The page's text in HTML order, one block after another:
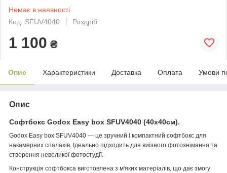
Немає в наявності
Код: SFUV4040
Роздріб
1 100 ₴
Опис Характеристики Доставка Оплата Умови
Опис
Софтбокс Godox Easy box SFUV4040 (40х40см).
Godox Easy box SFUV4040 — це зручний і компактний софтбокс для
накамерних спалахів. Ідеально підходить для виїзного фотознімання та
створення невеликої фотостудії.
Конструкція софтбокса виготовлена з м'яких матеріалів, що дає змогу